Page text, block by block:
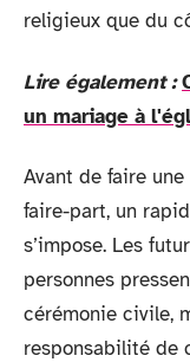
religieux que du
Lire également :
un mariage à
Avant de faire une
faire-part, un
s’impose. Les
personnes
cérémonie civile,
responsabilité de